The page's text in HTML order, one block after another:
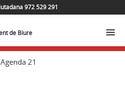
972 529 291
de Biure
Agenda 21